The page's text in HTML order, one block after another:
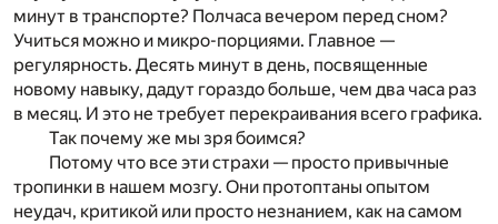
минут в транспорте? Полчаса вечером перед сном?
Учиться можно и микро-порциями. Главное —
регулярность. Десять минут в день, посвященные
новому навыку, дадут гораздо больше, чем два часа раз
в месяц. И это не требует перекраивания всего графика.
Так почему же мы зря боимся?
Потому что все эти страхи — просто привычные
тропинки в нашем мозгу. Они протоптаны опытом
неудач, критикой или просто незнанием, как на самом